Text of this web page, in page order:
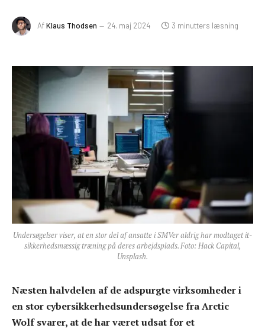
AfKlaus Thodsen 24. maj 2024 3 minutters læsning
Undersøgelser viser, at en stor del af ansatte i SMVer aldrig har modtaget it-
sikkerhedsmæssig træning på deres arbejdsplads. Foto: Hack Capital,
Unsplash.
Næsten halvdelen af de adspurgte virksomheder i
en stor cybersikkerhedsundersøgelse fra Arctic
Wolf svarer, at de har været udsat for et